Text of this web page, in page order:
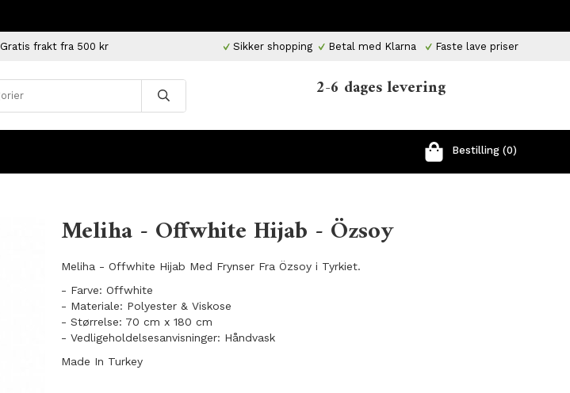
Gratis frakt fra 500 kr Sikker shopping Betal med Klarna Faste lave priser
2-6 dages levering
Bestilling (0)
Meliha - Offwhite Hijab - Özsoy
Meliha - Offwhite Hijab Med Frynser Fra Özsoy i Tyrkiet.
- Farve: Offwhite
- Materiale: Polyester & Viskose
- Størrelse: 70 cm x 180 cm
- Vedligeholdelsesanvisninger: Håndvask
Made In Turkey